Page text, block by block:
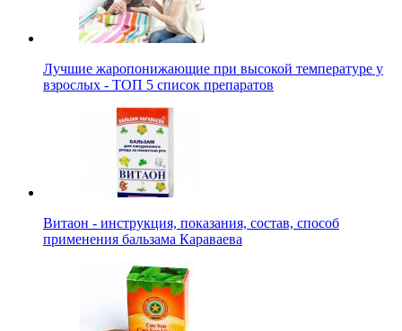
Лучшие жаропонижающие при высокой температуре у
взрослых - ТОП 5 список препаратов
Витаон - инструкция, показания, состав, способ
применения бальзама Караваева